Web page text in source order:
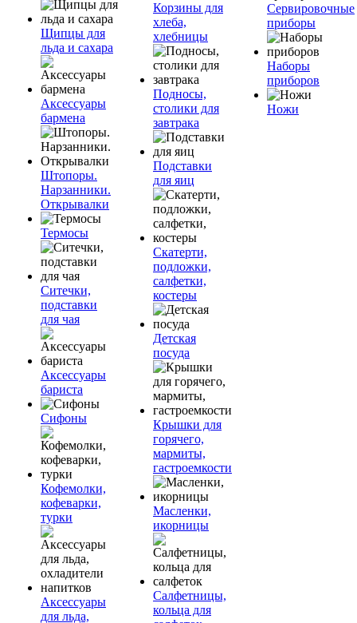
Щипцы для
льда и сахара
Аксессуары
бармена
Штопоры.
Нарзанники.
Открывалки
Термосы
Ситечки,
подставки
для чая
Аксессуары
бариста
Сифоны
Кофемолки,
кофеварки,
турки
Аксессуары
для льда,
Корзины для
хлеба,
хлебницы
Подносы,
столики для
завтрака
Подставки
для яиц
Скатерти,
подложки,
салфетки,
костеры
Детская
посуда
Крышки для
горячего,
мармиты,
гастроемкости
Масленки,
икорницы
Салфетницы,
кольца для
Сервировочные
приборы
Наборы
приборов
Ножи